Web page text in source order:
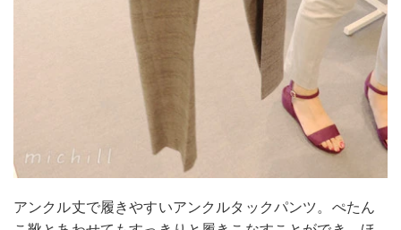
アンクル丈で履きやすいアンクルタックパンツ。ぺたん